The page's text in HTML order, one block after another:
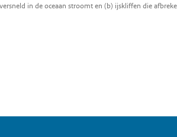
in de oceaan stroomt en (b) ijskliffen die